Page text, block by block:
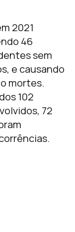
2021
46
sem
e causando
mortes.
102
72